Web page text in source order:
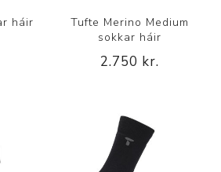
háir
Tufte Merino Medium
sokkar háir
2.750 kr.